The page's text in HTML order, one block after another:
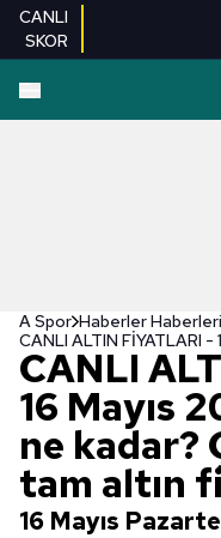
CANLI
SKOR
A Spor Haberler Haberleri
CANLI
16 Mayıs
ne kadar?
tam altın
16 Mayıs